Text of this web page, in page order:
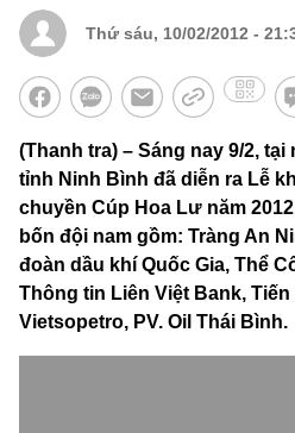
Thứ sáu, 10/02/2012 -
(Thanh tra) – Sáng nay 9/2,
tỉnh Ninh Bình đã diễn ra Lễ
chuyền Cúp Hoa Lư năm
bốn đội nam gồm: Tràng An
đoàn dầu khí Quốc Gia, Thể
Thông tin Liên Việt Bank,
Vietsopetro, PV. Oil Thái Bình.